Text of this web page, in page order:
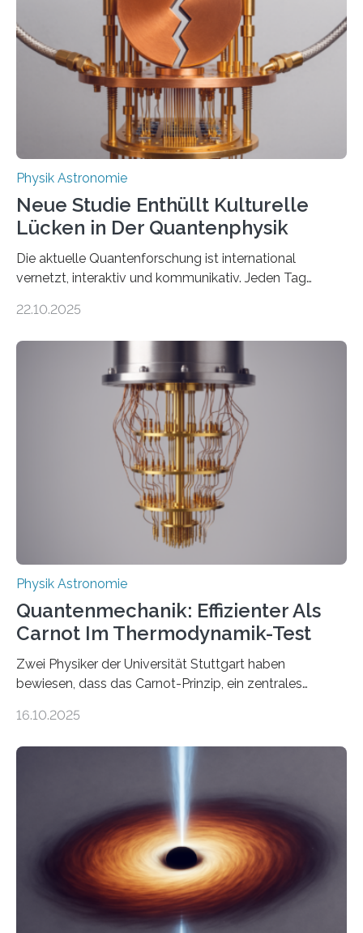
einem Team der TU Wien mit Unterstützung
internationaler Partner der entscheidende Durchbruch:
Der lange diskutierte Thorium-Kernübergang wurde
gefunden. Kurz darauf konnte man zeigen, dass sich
Thorium tatsächlich nutzen lässt, um hochpräzise…
Physik Astronomie
Neue Studie Enthüllt Kulturelle
Lücken in Der Quantenphysik
Die aktuelle Quantenforschung ist international
vernetzt, interaktiv und kommunikativ. Jeden Tag
oft von Autor*innen, die eng zusammenarbeiten. Neue
werden schnell weiterentwickelt. Dies ist der Alltag in
der Forschung der Quantentheorie, die dieses Jahr 100
Jahre alt geworden ist, weshalb die UNESCO 2025 zum
Internationalen Jahr der Quantenwissenschaft und -
technologie ausgerufen hat. Doch nun hat eine
internationale Forschungsgruppe um den
22.10.2025
Physik Astronomie
Quantenmechanik: Effizienter Als
Carnot Im Thermodynamik-Test
Zwei Physiker der Universität Stuttgart haben
bewiesen, dass das Carnot-Prinzip, ein zentrales
Größenordnung von Atomen gilt, deren physikalische
Quantenmotoren voranbringen. Das
Wissenschaftsjournal Science Advances veröffentlichte
die Herleitung. (DOI: 10.1126/sciadv.adw8462)
Verbrennungsmotoren oder Dampfturbinen sind
Wärmekraftmaschinen: Sie wandeln thermische
Energie in mechanische Bewegung um – oder anders
ausgedrückt, Wärme in Bewegung. In
16.10.2025